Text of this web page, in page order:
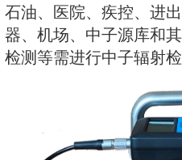
置一个锂玻璃和
中子和X、γ射线
剂量管理软件
器适用于环保